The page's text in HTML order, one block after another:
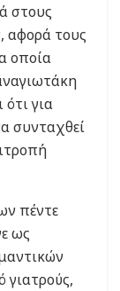
στους
αφορά τους
οποία
για
συνταχθεί
πέντε
ως